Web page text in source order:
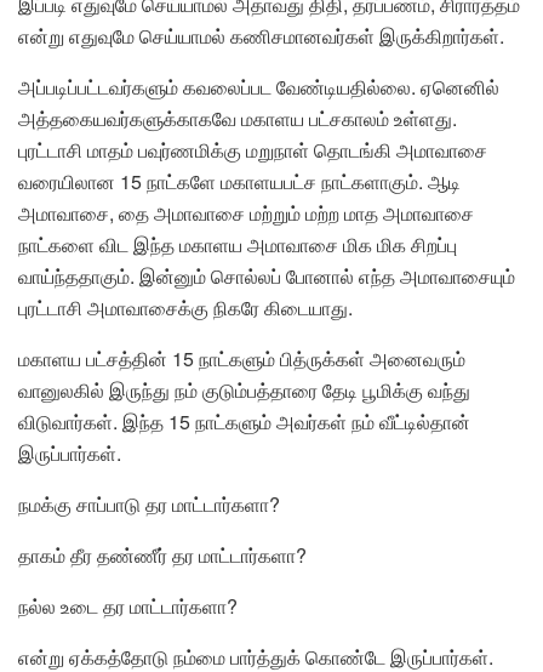
என்று எதுவுமே செய்யாமல் கணிசமானவர்கள் இருக்கிறார்கள்.
அப்படிப்பட்டவர்களும் கவலைப்பட வேண்டியதில்லை. ஏனெனில்
அத்தகையவர்களுக்காகவே மகாளய பட்சகாலம் உள்ளது.
புரட்டாசி மாதம் பவுர்ணமிக்கு மறுநாள் தொடங்கி அமாவாசை
வரையிலான 15 நாட்களே மகாளயபட்ச நாட்களாகும். ஆடி
அமாவாசை, தை அமாவாசை மற்றும் மற்ற மாத அமாவாசை
நாட்களை விட இந்த மகாளய அமாவாசை மிக மிக சிறப்பு
வாய்ந்ததாகும். இன்னும் சொல்லப் போனால் எந்த அமாவாசையும்
புரட்டாசி அமாவாசைக்கு நிகரே கிடையாது.
மகாளய பட்சத்தின் 15 நாட்களும் பித்ருக்கள் அனைவரும்
வானுலகில் இருந்து நம் குடும்பத்தாரை தேடி பூமிக்கு வந்து
விடுவார்கள். இந்த 15 நாட்களும் அவர்கள் நம் வீட்டில்தான்
இருப்பார்கள்.
நமக்கு சாப்பாடு தர மாட்டார்களா?
தாகம் தீர தண்ணீர் தர மாட்டார்களா?
நல்ல உடை தர மாட்டார்களா?
என்று ஏக்கத்தோடு நம்மை பார்த்துக் கொண்டே இருப்பார்கள்.